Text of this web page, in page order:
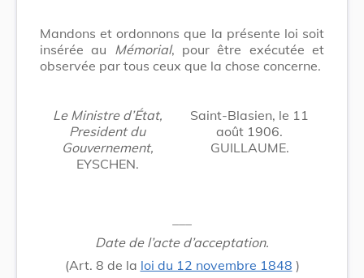
Mandons et ordonnons que la présente loi soit
insérée au Mémorial, pour être exécutée et
observée par tous ceux que la chose concerne.
Le Ministre d’État,
President du
Gouvernement,
EYSCHEN.
Saint-Blasien, le 11
août 1906.
GUILLAUME.
Date de l’acte d’acceptation.
(Art. 8 de la loi du 12 novembre 1848 )